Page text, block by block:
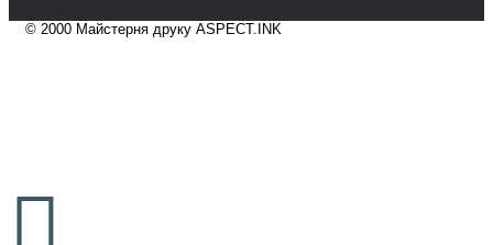
© 2000 Майстерня друку ASPECT.INK